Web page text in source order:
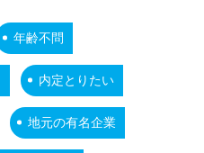
年齢不問
内定とりたい
地元の有名企業